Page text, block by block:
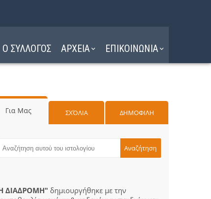
Ο ΣΥΛΛΟΓΟΣ ΑΡΧΕΙΑ ΕΠΙΚΟΙΝΩΝΙΑ
Για Μας ΣΧΌΛΙΑ ΔΗΜΟΦΙΛΗ
ΔΙΑΔΡΟΜΗ" δημιουργήθηκε με την